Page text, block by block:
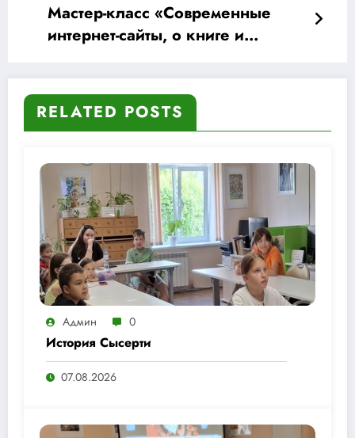
Мастер-класс «Современные
интернет-сайты, о книге и
RELATED POSTS
Админ 0
История Сысерти
07.08.2026